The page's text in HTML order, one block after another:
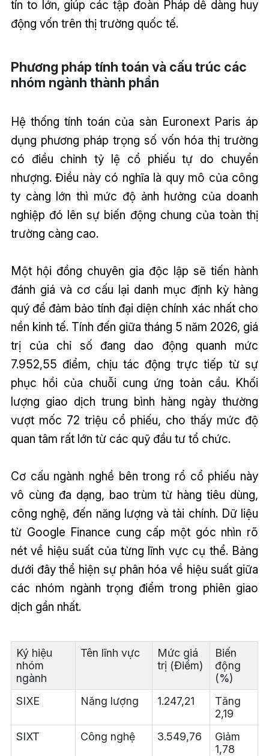
tín to lớn, giúp các tập đoàn Pháp dễ dàng huy
động vốn trên thị trường quốc tế.
Phương pháp tính toán và cấu trúc các
nhóm ngành thành phần
Hệ thống tính toán của sàn Euronext Paris áp
dụng phương pháp trọng số vốn hóa thị trường
có điều chỉnh tỷ lệ cổ phiếu tự do chuyển
nhượng. Điều này có nghĩa là quy mô của công
ty càng lớn thì mức độ ảnh hưởng của doanh
nghiệp đó lên sự biến động chung của toàn thị
trường càng cao.
Một hội đồng chuyên gia độc lập sẽ tiến hành
đánh giá và cơ cấu lại danh mục định kỳ hàng
quý để đảm bảo tính đại diện chính xác nhất cho
nền kinh tế. Tính đến giữa tháng 5 năm 2026, giá
trị của chỉ số đang dao động quanh mức
7.952,55 điểm, chịu tác động trực tiếp từ sự
phục hồi của chuỗi cung ứng toàn cầu. Khối
lượng giao dịch trung bình hàng ngày thường
vượt mốc 72 triệu cổ phiếu, cho thấy mức độ
quan tâm rất lớn từ các quỹ đầu tư tổ chức.
Cơ cấu ngành nghề bên trong rổ cổ phiếu này
vô cùng đa dạng, bao trùm từ hàng tiêu dùng,
công nghệ, đến năng lượng và tài chính. Dữ liệu
từ Google Finance cung cấp một góc nhìn rõ
nét về hiệu suất của từng lĩnh vực cụ thể. Bảng
dưới đây thể hiện sự phân hóa về hiệu suất giữa
các nhóm ngành trọng điểm trong phiên giao
dịch gần nhất.
Ký hiệu
nhóm
ngành
Tên lĩnh vực
Mức giá
trị (Điểm)
Biến
động
(%)
SIXE
Năng lượng 1.247,21
Tăng
2,19
SIXT
Công nghệ 3.549,76
Giảm
1,78